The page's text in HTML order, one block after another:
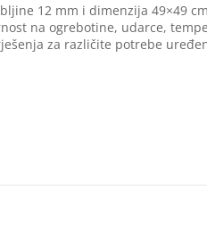
12 mm i dimenzija 49×49
na ogrebotine, udarce,
za različite potrebe